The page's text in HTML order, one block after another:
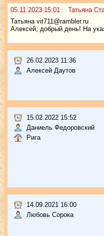
05.11.2023 15:01 Татьяна
Татьяна vit711@rambler.ru
Алексей, добрый день! На
26.02.2023 11:36
Алексей Даутов
15.02.2022 15:52
Даниель Федоровский
Рига
14.09.2021 16:00
Любовь Сорока